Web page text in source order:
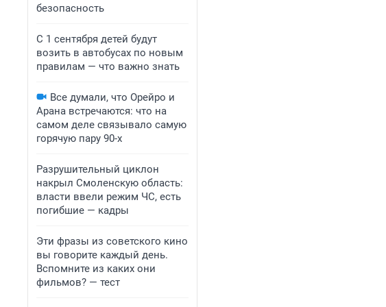
безопасность
С 1 сентября детей будут
возить в автобусах по новым
правилам — что важно знать
Все думали, что Орейро и
Арана встречаются: что на
самом деле связывало самую
горячую пару 90-х
Разрушительный циклон
накрыл Смоленскую область:
власти ввели режим ЧС, есть
погибшие — кадры
Эти фразы из советского кино
вы говорите каждый день.
Вспомните из каких они
фильмов? — тест